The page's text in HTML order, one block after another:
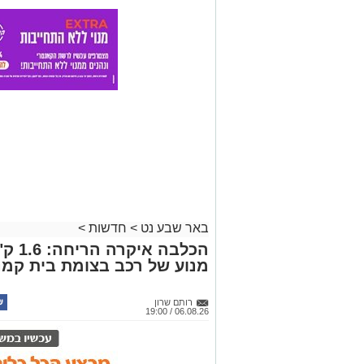
באר שבע נט > חדשות >
מנוע של רכב בצומת בית
רותם שרון
06.08.26 / 19:00